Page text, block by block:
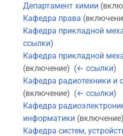
Департамент химии
Кафедра права
Кафедра прикладной
ссылки)
Кафедра прикладной
(включение) ‎ (← ссылки)
Кафедра радиотехники и
(включение) ‎ (← ссылки)
Кафедра
информатики (включение) ‎
Кафедра систем,